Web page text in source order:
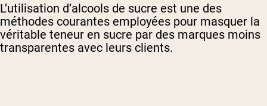
L’utilisation d’alcools de sucre est une des
méthodes courantes employées pour masquer la
véritable teneur en sucre par des marques moins
transparentes avec leurs clients.